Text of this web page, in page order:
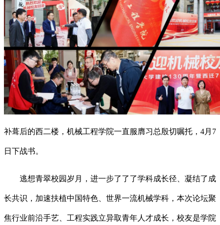
补葺后的西二楼，机械工程学院一直服膺习总殷切嘱托，4月7
日下战书。
逃想青翠校园岁月，进一步了了了学科成长径、凝结了成
长共识，加速扶植中国特色、世界一流机械学科，本次论坛聚
焦行业前沿手艺、工程实践立异取青年人才成长，校友是学院